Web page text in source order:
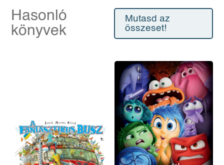
Hasonló
könyvek
Mutasd az
összeset!